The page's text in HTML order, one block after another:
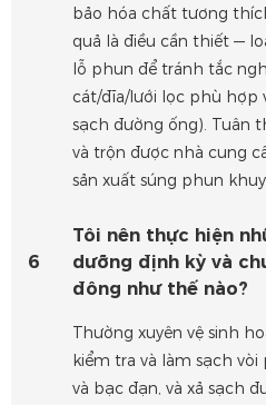
bảo hóa chất tương
quả là điều cần thiết —
lỗ phun để tránh tắc
cát/đĩa/lưới lọc phù hợp
sạch đường ống). Tuân
và trộn được nhà cung
sản xuất súng phun
6
Tôi nên thực hiện
dưỡng định kỳ và
đông như thế nào?
Thường xuyên vệ sinh
kiểm tra và làm sạch
và bạc đạn, và xả sạch